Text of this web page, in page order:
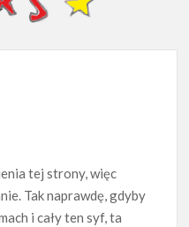
tej strony, więc
Tak naprawdę, gdyby
i cały ten syf, ta